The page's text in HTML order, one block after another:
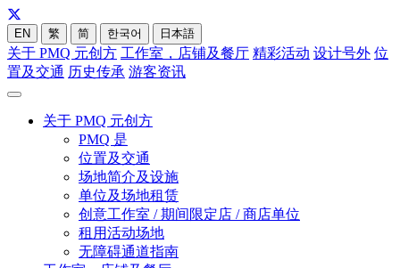
EN 繁 简 한국어 日本語
关于 PMQ 元创方 工作室，店铺及餐厅 精彩活动 设计号外 位
置及交通 历史传承 游客资讯
关于 PMQ 元创方
PMQ 是
位置及交通
场地简介及设施
单位及场地租赁
创意工作室 / 期间限定店 / 商店单位
租用活动场地
无障碍通道指南